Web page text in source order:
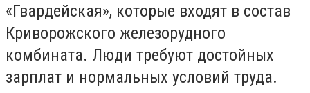
«Гвардейская», которые входят в состав
Криворожского железорудного
комбината. Люди требуют достойных
зарплат и нормальных условий труда.